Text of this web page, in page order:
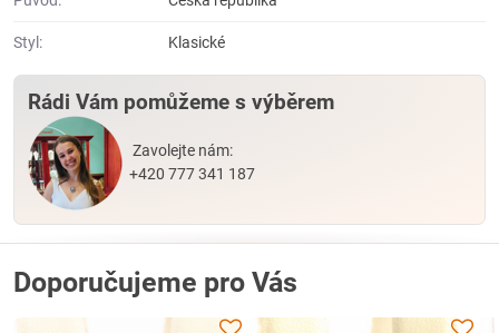
Styl: Klasické
Rádi Vám pomůžeme s výběrem
Zavolejte nám:
+420 777 341 187
Doporučujeme pro Vás